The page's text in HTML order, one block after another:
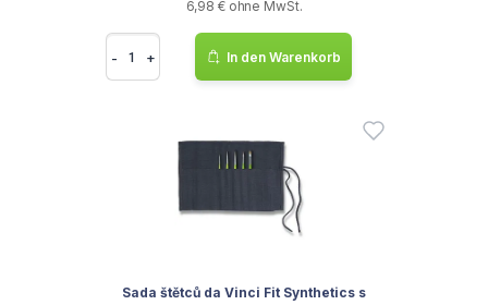
6,98 € ohne MwSt.
- + In den Warenkorb
Sada štětců da Vinci Fit Synthetics s